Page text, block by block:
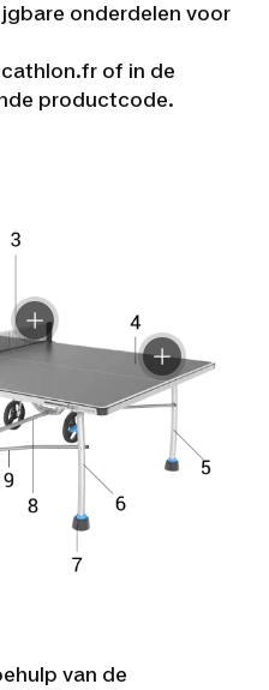
onderdelen voor
of in de
productcode.
van de